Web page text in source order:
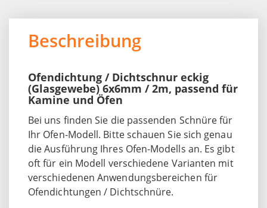
Beschreibung
Ofendichtung / Dichtschnur eckig
(Glasgewebe) 6x6mm / 2m, passend für
Kamine und Öfen
Bei uns finden Sie die passenden Schnüre für
Ihr Ofen-Modell. Bitte schauen Sie sich genau
die Ausführung Ihres Ofen-Modells an. Es gibt
oft für ein Modell verschiedene Varianten mit
verschiedenen Anwendungsbereichen für
Ofendichtungen / Dichtschnüre.